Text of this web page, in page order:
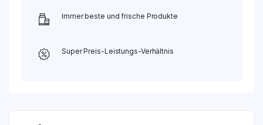
Immer beste und frische Produkte
Super Preis-Leistungs-Verhältnis